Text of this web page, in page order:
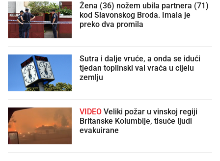
Žena (36) nožem ubila partnera (71)
kod Slavonskog Broda. Imala je
preko dva promila
Sutra i dalje vruće, a onda se idući
tjedan toplinski val vraća u cijelu
zemlju
VIDEO
Britanske Kolumbije, tisuće ljudi
evakuirane